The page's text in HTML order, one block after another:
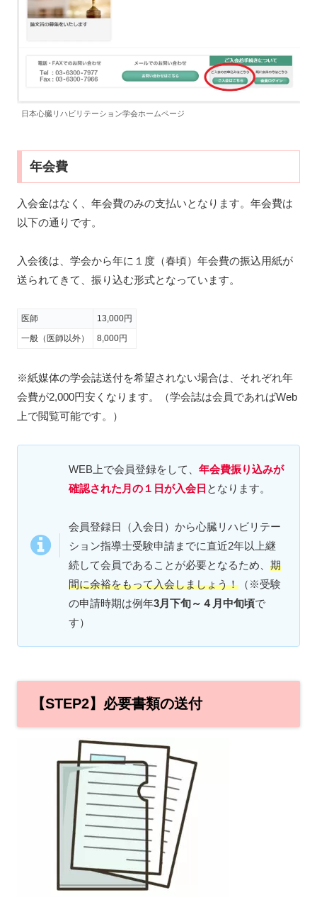
日本心臓リハビリテーション学会ホームページ
年会費
入会金はなく、年会費のみの支払いとなります。年会費は
以下の通りです。
入会後は、学会から年に１度（春頃）年会費の振込用紙が
送られてきて、振り込む形式となっています。
医師
13,000円
一般（医師以外）
8,000円
※紙媒体の学会誌送付を希望されない場合は、それぞれ年
会費が2,000円安くなります。（学会誌は会員であればWeb
上で閲覧可能です。）
WEB上で会員登録をして、 年会費振り込みが
確認された月の１日が入会日 となります。
会員登録日（入会日）から心臓リハビリテー
ション指導士受験申請までに直近2年以上継
続して会員であることが必要となるため、 期
間に余裕をもって入会しましょう！ （※受験
の申請時期は例年3月下旬～４月中旬頃で
す）
【STEP2】必要書類の送付